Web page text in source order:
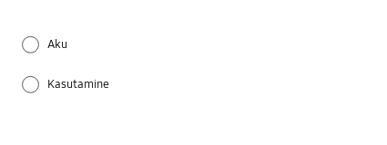
Aku
Kasutamine